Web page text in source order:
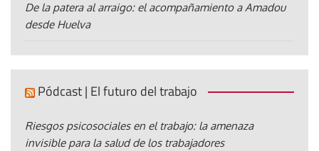
De la patera al arraigo: el acompañamiento a Amadou
desde Huelva
Pódcast | El futuro del trabajo
Riesgos psicosociales en el trabajo: la amenaza
invisible para la salud de los trabajadores